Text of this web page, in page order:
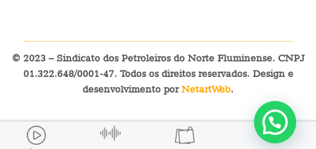
© 2023 – Sindicato dos Petroleiros do Norte Fluminense. CNPJ
01.322.648/0001-47. Todos os direitos reservados. Design e
desenvolvimento porNetartWeb.